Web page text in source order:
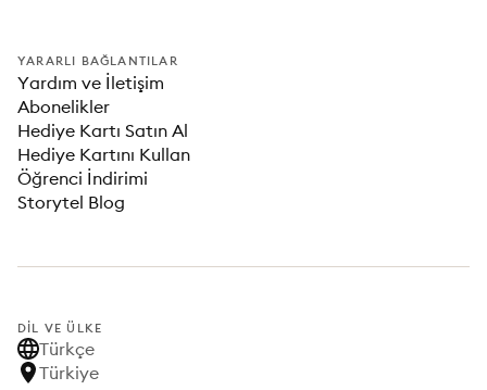
YARARLI BAĞLANTILAR
Yardım ve İletişim
Abonelikler
Hediye Kartı Satın Al
Hediye Kartını Kullan
Öğrenci İndirimi
Storytel Blog
DIL VE ÜLKE
Türkçe
Türkiye